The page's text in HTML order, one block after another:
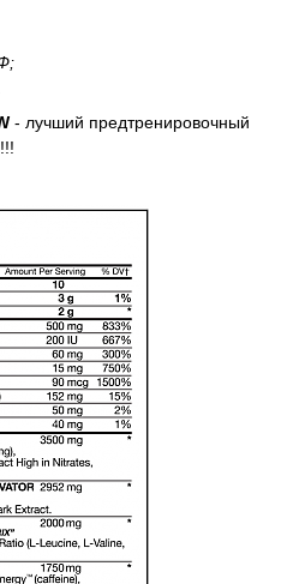
- лучший предтренировочный